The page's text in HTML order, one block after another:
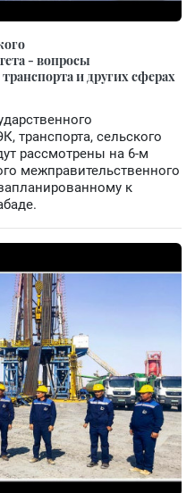
- вопросы
и других сферах
транспорта, сельского
рассмотрены на 6-м
межправительственного
к